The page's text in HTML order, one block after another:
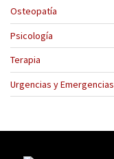
Osteopatía
Psicología
Terapia
Urgencias y Emergencias